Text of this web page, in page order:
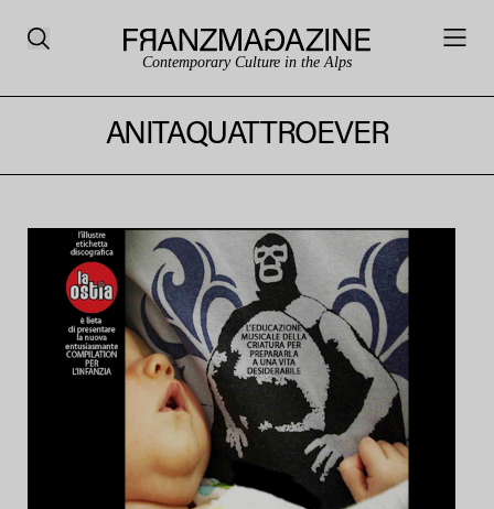
Contemporary Culture in the Alps
ANITAQUATTROEVER